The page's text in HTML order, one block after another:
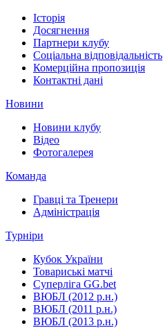
Історія
Досягнення
Партнери клубу
Соціальна відповідальність
Комерційна пропозиція
Контактні дані
Новини
Новини клубу
Відео
Фотогалерея
Команда
Гравці та Тренери
Адміністрація
Турніри
Кубок України
Товариські матчі
Суперліга GG.bet
ВЮБЛ (2012 р.н.)
ВЮБЛ (2011 р.н.)
ВЮБЛ (2013 р.н.)